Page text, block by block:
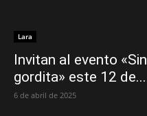
Lara
Invitan al evento
gordita» este 12 de...
6 de abril de 2025